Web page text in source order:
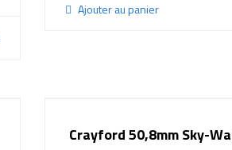
Ajouter au panier
Crayford 50,8mm Sky-